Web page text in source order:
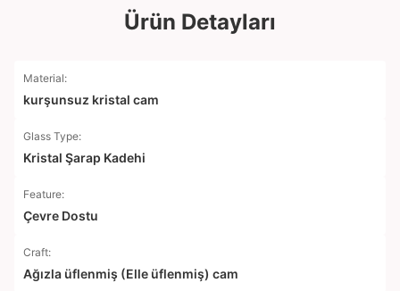
Ürün Detayları
Material:
kurşunsuz kristal cam
Glass Type:
Kristal Şarap Kadehi
Feature:
Çevre Dostu
Craft:
Ağızla üflenmiş (Elle üflenmiş) cam